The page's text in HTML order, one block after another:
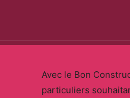
Avec le Bon
particuliers